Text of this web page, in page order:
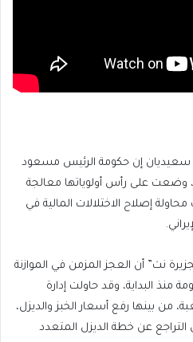
سعيديان إن حكومة الرئيس مسعود
وضعت على رأس أولوياتها معالجة
محاولة إصلاح الاختلالات المالية في
نت” أن العجز المزمن في الموازنة
منذ البداية، وقد حاولت إدارة
من بينها رفع أسعار الخبز والديزل،
عن خطة الديزل المتعدد